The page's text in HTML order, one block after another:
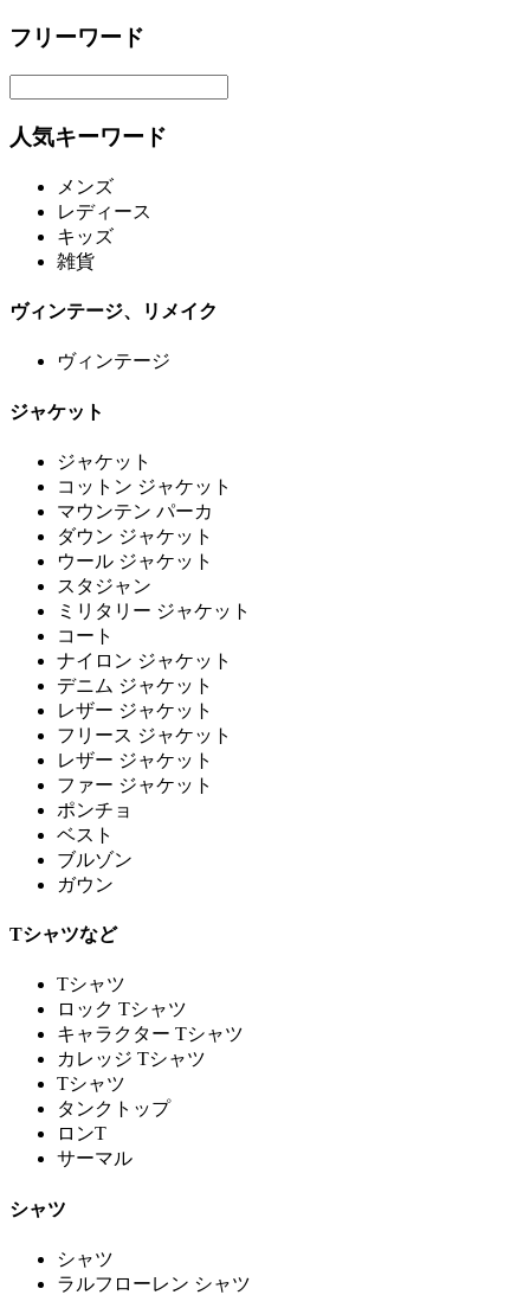
フリーワード
人気キーワード
メンズ
レディース
キッズ
雑貨
ヴィンテージ、リメイク
ヴィンテージ
ジャケット
ジャケット
コットン ジャケット
マウンテン パーカ
ダウン ジャケット
ウール ジャケット
スタジャン
ミリタリー ジャケット
コート
ナイロン ジャケット
デニム ジャケット
レザー ジャケット
フリース ジャケット
レザー ジャケット
ファー ジャケット
ポンチョ
ベスト
ブルゾン
ガウン
Tシャツなど
Tシャツ
ロック Tシャツ
キャラクター Tシャツ
カレッジ Tシャツ
Tシャツ
タンクトップ
ロンT
サーマル
シャツ
シャツ
ラルフローレン シャツ